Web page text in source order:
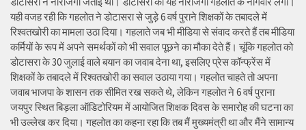
यही वजह रही कि गहलोत ने डोटासरा से जुड़े 6 वर्ष पुराने शिक्षकों के तबादले में
रिश्वतखोरी का मामला उठा दिया। गहलाते जब भी मीडिया से संवाद करते हैं तब मीडिया
कर्मियों के रूप में अपने समर्थकों को भी सवाल पूछने का मौका देते हैं। चूंकि गहलोत को
डोटासरा के 30 जुलाई वाले बयान का जवाब देना था, इसलिए प्रेस कॉन्फ्रेंस में
शिक्षकों के तबादले में रिश्वतखोरी का सवाल उठाया गया। गहलोत चाहते तो अपना
जवाब भाजपा के शासन तक सीमित रख सकते थे, लेकिन गहलोत ने 6 वर्ष पुराना
जयपुर स्थित बिड़ला ऑडिटोरियम में आयोजित शिक्षक दिवस के समारोह की घटना का
भी उल्लेख कर दिया। गहलोत का कहना रहा कि तब मैं मुख्यमंत्री था और मैंने सामान्य